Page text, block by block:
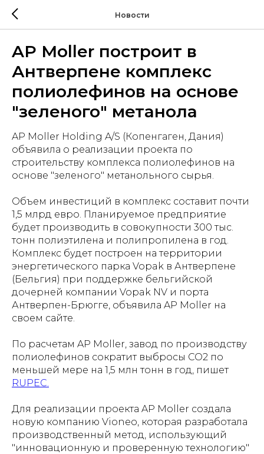
Новости
AP Moller построит в
Антверпене комплекс
полиолефинов на основе
"зеленого" метанола
AP Moller Holding A/S (Копенгаген, Дания)
объявила о реализации проекта по
строительству комплекса полиолефинов на
основе "зеленого" метанольного сырья.
Объем инвестиций в комплекс составит почти
1,5 млрд евро. Планируемое предприятие
будет производить в совокупности 300 тыс.
тонн полиэтилена и полипропилена в год.
Комплекс будет построен на территории
энергетического парка Vopak в Антверпене
(Бельгия) при поддержке бельгийской
дочерней компании Vopak NV и порта
Антверпен-Брюгге, объявила AP Moller на
своем сайте.
По расчетам AP Moller, завод по производству
полиолефинов сократит выбросы CO2 по
меньшей мере на 1,5 млн тонн в год, пишет
RUPEC.
Для реализации проекта AP Moller создала
новую компанию Vioneo, которая разработала
производственный метод, использующий
"инновационную и проверенную технологию"